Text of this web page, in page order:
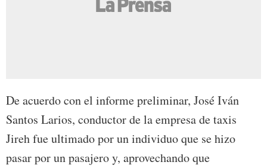
De acuerdo con el informe preliminar, José Iván
Santos Larios, conductor de la empresa de taxis
Jireh fue ultimado por un individuo que se hizo
pasar por un pasajero y, aprovechando que